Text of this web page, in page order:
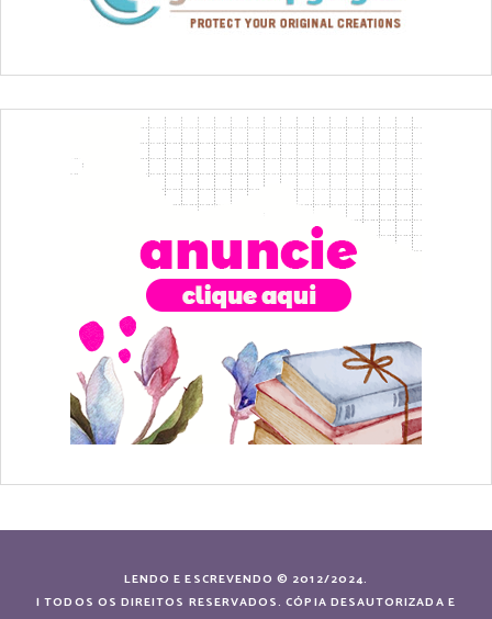
LENDO E ESCREVENDO © 2012/2024.
| TODOS OS DIREITOS RESERVADOS. CÓPIA DESAUTORIZADA E